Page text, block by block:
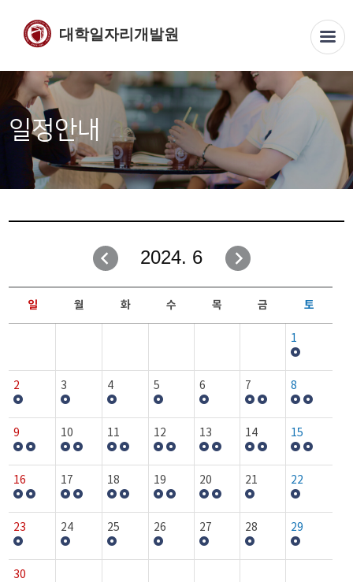
대학일자리개발원
일정안내
2024. 6
일 월 화 수 목 금 토
1
2 3 4 5 6 7 8
9 10 11 12 13 14 15
16 17 18 19 20 21 22
23 24 25 26 27 28 29
30